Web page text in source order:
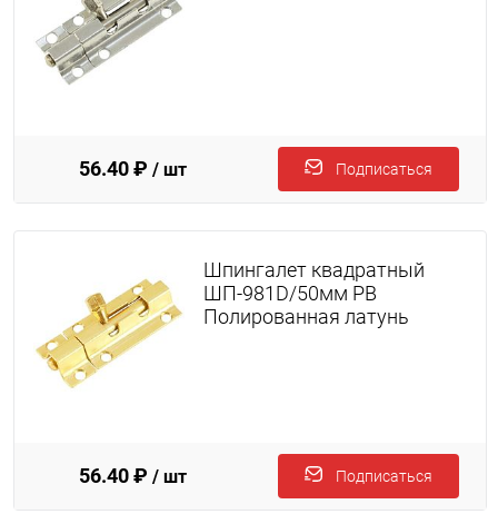
56.40 ₽ / шт Подписаться
Шпингалет квадратный
ШП-981D/50мм PB
Полированная латунь
56.40 ₽ / шт Подписаться